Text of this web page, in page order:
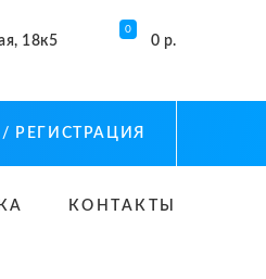
18к5
0
0 р.
/ РЕГИСТРАЦИЯ
КОНТАКТЫ